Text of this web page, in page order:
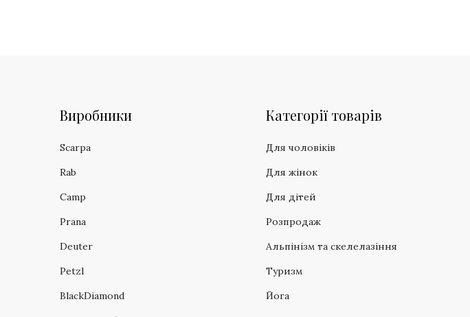
Виробники
Scarpa
Rab
Camp
Prana
Deuter
Petzl
BlackDiamond
Категорії товарів
Для чоловіків
Для жінок
Для дітей
Розпродаж
Альпінізм та скелелазіння
Туризм
Йога